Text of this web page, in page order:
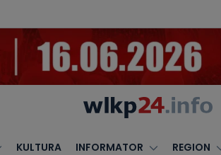
KULTURA INFORMATOR REGION